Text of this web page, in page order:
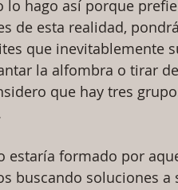
lo hago así porque
de esta realidad,
que inevitablemente
la alfombra o tirar
que hay tres
estaría formado por
buscando soluciones a